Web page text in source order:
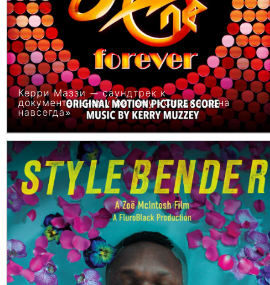
Керри Маззи — саундтрек к
документальному фильму «Студия одна
навсегда»